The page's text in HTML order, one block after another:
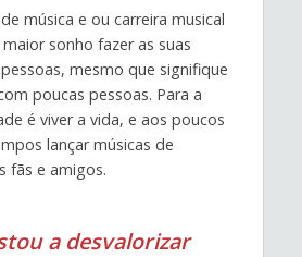
música e ou carreira musical
sonho fazer as suas
mesmo que signifique
poucas pessoas. Para a
é viver a vida, e aos poucos
lançar músicas de
fãs e amigos.
a desvalorizar